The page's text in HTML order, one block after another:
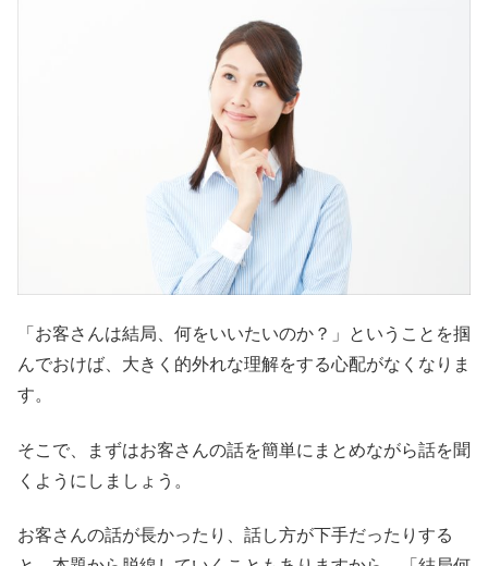
「お客さんは結局、何をいいたいのか？」ということを掴
んでおけば、大きく的外れな理解をする心配がなくなりま
す。
そこで、まずはお客さんの話を簡単にまとめながら話を聞
くようにしましょう。
お客さんの話が長かったり、話し方が下手だったりする